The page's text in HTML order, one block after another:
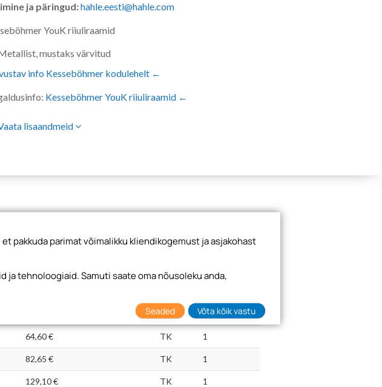
ja päringud:hahle.eesti@hahle.com
YouK riiuliraamid
mustaks värvitud
info Kesseböhmer kodulehelt ←
Kesseböhmer YouK riiuliraamid ←
lisaandmeid
TK 1
64,60 € TK 1
82,65 € TK 1
129,10 € TK 1
pakkuda parimat võimalikku kliendikogemust ja asjakohast
ja tehnoloogiaid. Samuti saate oma nõusoleku anda,
Seaded Võta kõik vastu